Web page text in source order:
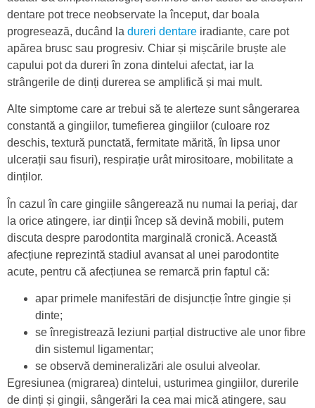
dentare pot trece neobservate la început, dar boala
progresează, ducând la dureri dentare iradiante, care pot
apărea brusc sau progresiv. Chiar și mișcările bruște ale
capului pot da dureri în zona dintelui afectat, iar la
strângerile de dinți durerea se amplifică și mai mult.
Alte simptome care ar trebui să te alerteze sunt sângerarea
constantă a gingiilor, tumefierea gingiilor (culoare roz
deschis, textură punctată, fermitate mărită, în lipsa unor
ulcerații sau fisuri), respirație urât mirositoare, mobilitate a
dinților.
În cazul în care gingiile sângerează nu numai la periaj, dar
la orice atingere, iar dinții încep să devină mobili, putem
discuta despre parodontita marginală cronică. Această
afecțiune reprezintă stadiul avansat al unei parodontite
acute, pentru că afecțiunea se remarcă prin faptul că:
apar primele manifestări de disjuncție între gingie și
dinte;
se înregistrează leziuni parțial distructive ale unor fibre
din sistemul ligamentar;
se observă demineralizări ale osului alveolar.
Egresiunea (migrarea) dintelui, usturimea gingiilor, durerile
de dinți și gingii, sângerări la cea mai mică atingere, sau